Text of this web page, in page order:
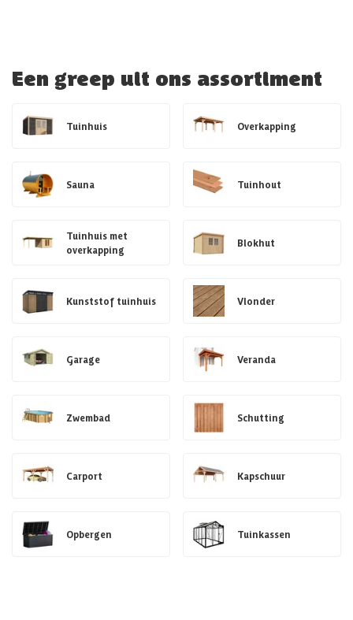
Een greep uit ons assortiment
Tuinhuis Overkapping
Sauna Tuinhout
Tuinhuis met
overkapping
Blokhut
Kunststof tuinhuis Vlonder
Garage Veranda
Zwembad Schutting
Carport Kapschuur
Opbergen Tuinkassen